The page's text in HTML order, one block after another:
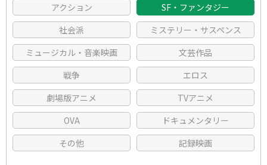
アクション
SF・ファンタジー
社会派
ミステリー・サスペンス
ミュージカル・音楽映画
文芸作品
戦争
エロス
劇場版アニメ
TVアニメ
OVA
ドキュメンタリー
その他
記録映画